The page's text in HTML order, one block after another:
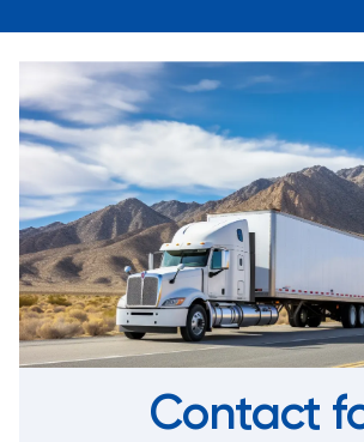
Contact